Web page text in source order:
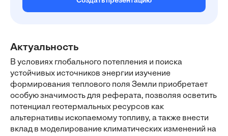
Актуальность
В условиях глобального потепления и поиска
устойчивых источников энергии изучение
формирования теплового поля Земли приобретает
особую значимость для реферата, позволяя осветить
потенциал геотермальных ресурсов как
альтернативы ископаемому топливу, а также внести
вклад в моделирование климатических изменений на